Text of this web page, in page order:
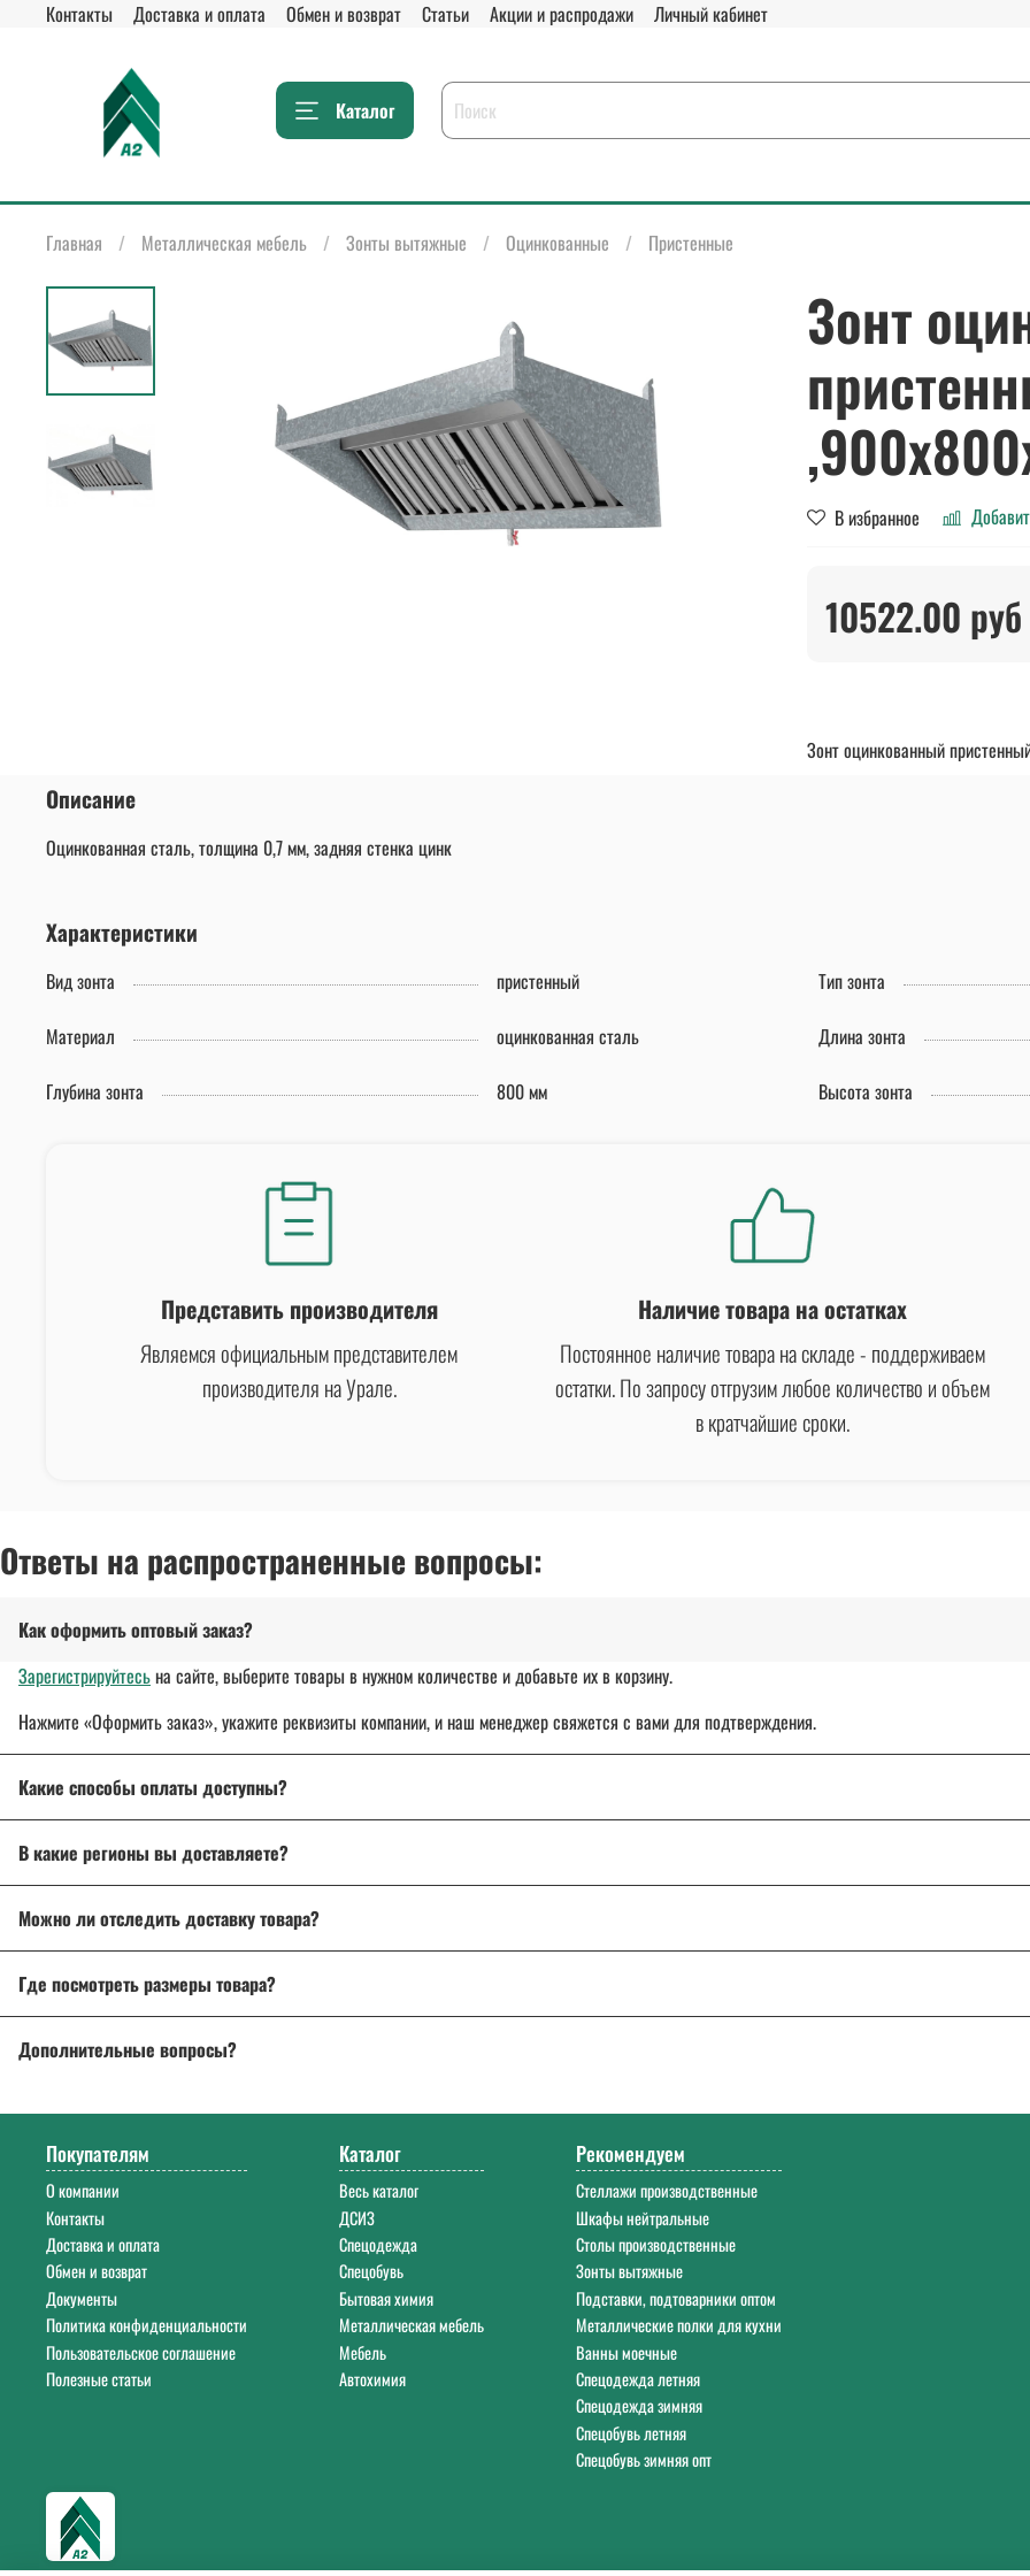
Контакты Доставка и оплата Обмен и возврат Статьи Акции и распродажи Личный кабинет
Каталог
Главная Металлическая мебель Зонты вытяжные Оцинкованные Пристенные
Зонт
В избранное
10522.00 руб
Зонт оцинкованный
Описание
Оцинкованная сталь, толщина 0,7 мм, задняя стенка цинк
Характеристики
Вид зонта пристенный Тип зонта
Материал
оцинкованная сталь Длина зонта
Глубина зонта
800 мм Высота зонта
Представить производителя
Являемся официальным представителем
производителя на Урале.
Наличие товара на остатках
Постоянное наличие товара на складе - поддерживаем
остатки. По запросу отгрузим любое количество и объем
в кратчайшие сроки.
Ответы на распространенные вопросы:
Как оформить оптовый заказ?
Зарегистрируйтесьна сайте, выберите товары в нужном количестве и добавьте их в корзину.
Нажмите «Оформить заказ», укажите реквизиты компании, и наш менеджер свяжется с вами для подтверждения.
Какие способы оплаты доступны?
Для государственных и муниципальных заказчиков возможна поставка товара с отсрочкой платежа до 30 дней.
Подробнее об оплате
В какие регионы вы доставляете?
Подробнее о доставке
Можно ли отследить доставку товара?
Где посмотреть размеры товара?
Дополнительные вопросы?
Покупателям
О компании
Контакты
Доставка и оплата
Обмен и возврат
Документы
Политика конфиденциальности
Пользовательское соглашение
Полезные статьи
Каталог
Весь каталог
ДСИЗ
Спецодежда
Спецобувь
Бытовая химия
Металлическая мебель
Мебель
Автохимия
Рекомендуем
Стеллажи производственные
Шкафы нейтральные
Столы производственные
Зонты вытяжные
Подставки, подтоварники оптом
Металлические полки для кухни
Ванны моечные
Спецодежда летняя
Спецодежда зимняя
Спецобувь летняя
Спецобувь зимняя опт